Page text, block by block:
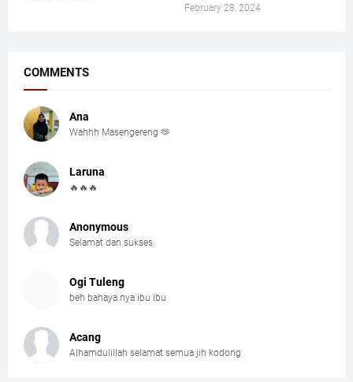
February 28, 2024
COMMENTS
Ana
Wahhh Masengereng 🫶
Laruna
🔥🔥🔥
Anonymous
Selamat dan sukses.
Ogi Tuleng
beh bahaya nya ibu ibu
Acang
Alhamdulillah selamat semua jih kodong